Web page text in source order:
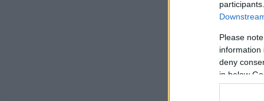
Please
information
deny
in below